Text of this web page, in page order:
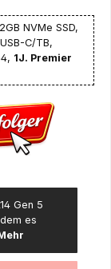
NVMe SSD,
C/TB,
1J. Premier
Gen 5
es